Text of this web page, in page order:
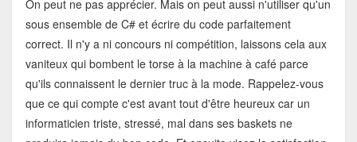
On peut ne pas apprécier. Mais on peut aussi n'utiliser qu'un
sous ensemble de C# et écrire du code parfaitement
correct. Il n'y a ni concours ni compétition, laissons cela aux
vaniteux qui bombent le torse à la machine à café parce
qu'ils connaissent le dernier truc à la mode. Rappelez-vous
que ce qui compte c'est avant tout d'être heureux car un
informaticien triste, stressé, mal dans ses baskets ne